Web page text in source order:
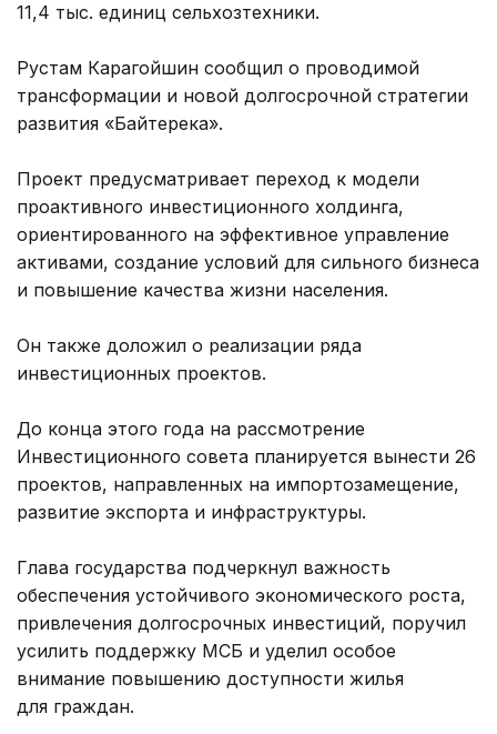
11,4 тыс. единиц сельхозтехники.
Рустам Карагойшин сообщил о проводимой
трансформации и новой долгосрочной стратегии
развития «Байтерека».
Проект предусматривает переход к модели
проактивного инвестиционного холдинга,
ориентированного на эффективное управление
активами, создание условий для сильного бизнеса
и повышение качества жизни населения.
Он также доложил о реализации ряда
инвестиционных проектов.
До конца этого года на рассмотрение
Инвестиционного совета планируется вынести 26
проектов, направленных на импортозамещение,
развитие экспорта и инфраструктуры.
Глава государства подчеркнул важность
обеспечения устойчивого экономического роста,
привлечения долгосрочных инвестиций, поручил
усилить поддержку МСБ и уделил особое
внимание повышению доступности жилья
для граждан.